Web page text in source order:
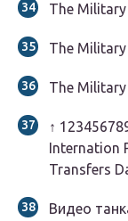
The Military
The Military
The Military
↑ 1 2345678
Internation
Transfers
Видео